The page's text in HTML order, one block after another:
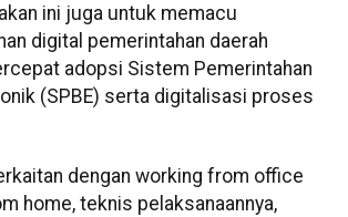
ini juga untuk memacu
digital pemerintahan daerah
adopsi Sistem Pemerintahan
(SPBE) serta digitalisasi proses
dengan working from office
home, teknis pelaksanaannya,